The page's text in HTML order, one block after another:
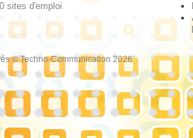
sites d'emploi
© Techno-Communication 2026